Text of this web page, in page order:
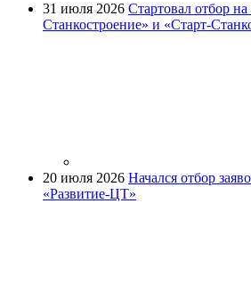
31 июля 2026 Стартовал отбор
Станкостроение» и «Старт-
20 июля 2026 Начался отбор
«Развитие-ЦТ»